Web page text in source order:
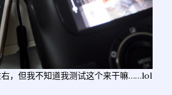
右，但我不知道我测试这个来干嘛……lol